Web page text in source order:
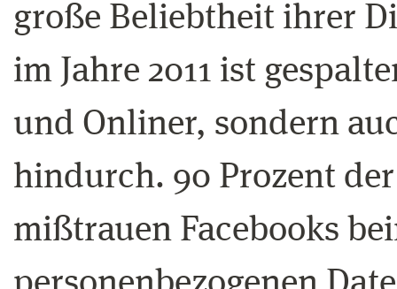
große Beliebtheit ihrer
im Jahre 2011 ist
und Onliner, sondern
hindurch. 90 Prozent
mißtrauen Facebooks